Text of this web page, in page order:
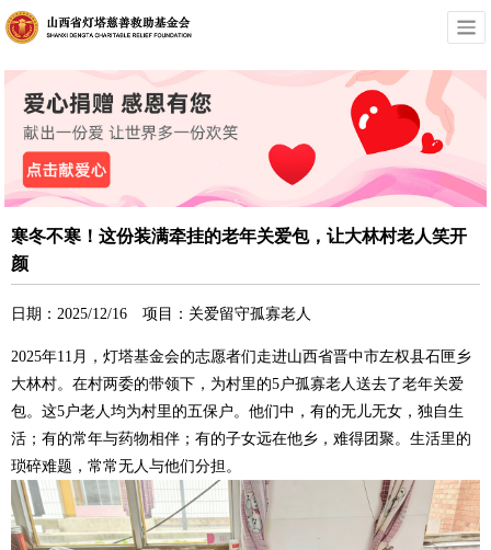
寒冬不寒！这份装满牵挂的老年关爱包，让大林村老人笑开
颜
日期：2025/12/16 项目：关爱留守孤寡老人
2025年11月，灯塔基金会的志愿者们走进山西省晋中市左权县石匣乡
大林村。在村两委的带领下，为村里的5户孤寡老人送去了老年关爱
包。这5户老人均为村里的五保户。他们中，有的无儿无女，独自生
活；有的常年与药物相伴；有的子女远在他乡，难得团聚。生活里的
琐碎难题，常常无人与他们分担。